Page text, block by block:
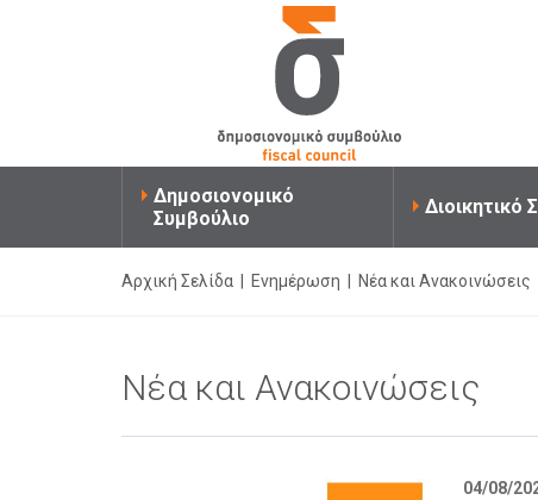
Δημοσιονομικό
Συμβούλιο
Διοικητικό
Αρχική Σελίδα Ενημέρωση Νέα και Ανακοινώσεις
Νέα και Ανακοινώσεις
04/08/